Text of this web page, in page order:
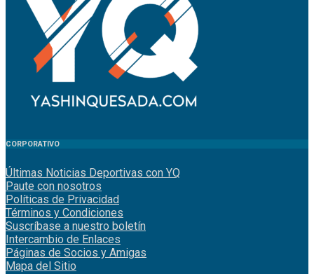
CORPORATIVO
Últimas Noticias Deportivas con YQ
Paute con nosotros
Políticas de Privacidad
Términos y Condiciones
Suscríbase a nuestro boletín
Intercambio de Enlaces
Páginas de Socios y Amigas
Mapa del Sitio